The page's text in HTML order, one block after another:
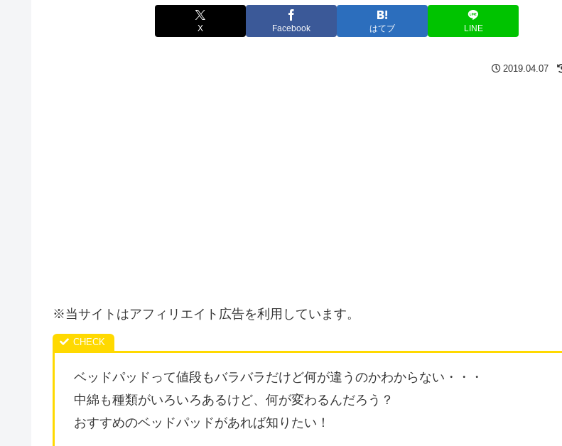
X Facebook はてブ LINE
2019.04.07
※当サイトはアフィリエイト広告を利用しています。
ベッドパッドって値段もバラバラだけど何が違うのかわからない・・・
中綿も種類がいろいろあるけど、何が変わるんだろう？
おすすめのベッドパッドがあれば知りたい！